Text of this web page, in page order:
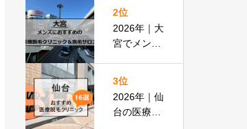
＆脱毛サロ
ン全8選
2位
2026年｜大
宮でメンズ
脱毛＆脱毛
サロン全16
選
3位
2026年｜仙
台の医療脱